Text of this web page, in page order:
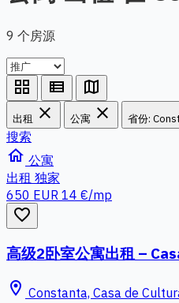
9 个房源
grid_view view_list map
出租 close 公寓 close 省份:
搜索
home 公寓
出租 独家
650 EUR 14 €/mp
favorite_border
高级2卧室公寓出租 –
location_on Constanta, Casa de